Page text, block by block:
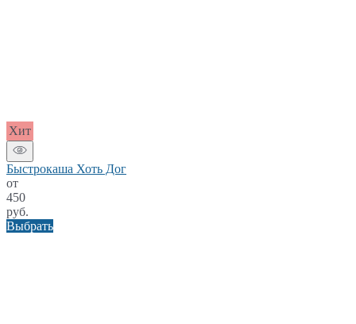
Хит
Быстрокаша Хоть Дог
от
450
руб.
Выбрать